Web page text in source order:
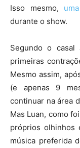
Isso mesmo,
durante o show.
Segundo o
primeiras
Mesmo assim,
(e apenas 9
continuar na área
Mas Luan, como
próprios olhinhos
música preferida